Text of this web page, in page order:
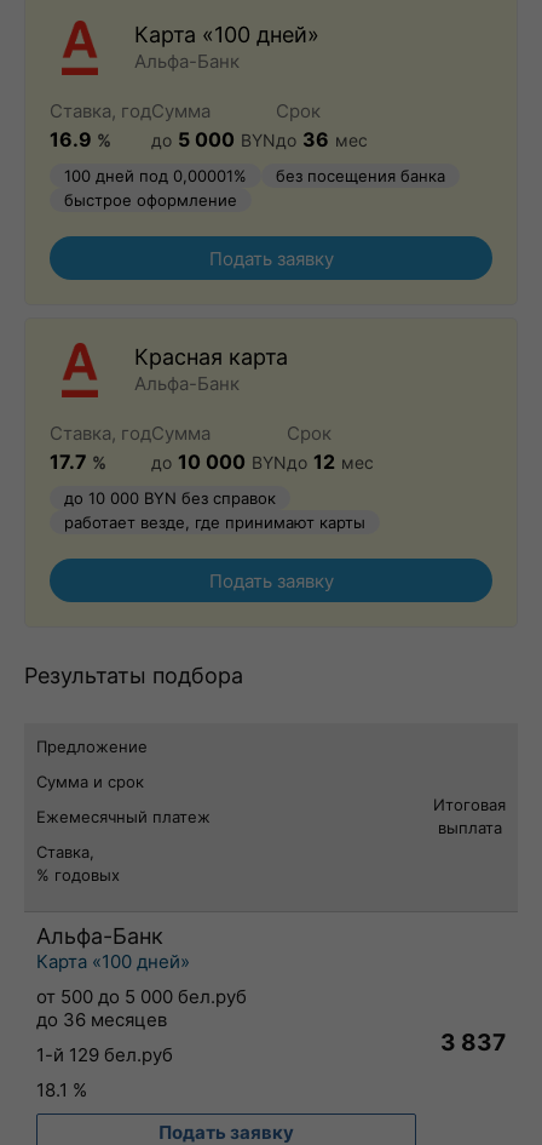
Карта «100 дней»
Альфа-Банк
Ставка, год
16.9 %
Сумма
до 5 000 BYN
Срок
до 36 мес
100 дней под 0,00001%
без посещения банка
быстрое оформление
Подать заявку
Красная карта
Альфа-Банк
Ставка, год
17.7 %
Сумма
до 10 000 BYN
Срок
до 12 мес
до 10 000 BYN без справок
работает везде, где принимают карты
Подать заявку
Результаты подбора
Предложение
Сумма и срок
Ежемесячный платеж
Ставка,
% годовых
Итоговая
выплата
Альфа-Банк
Карта «100 дней»
от 500 до 5 000 бел.руб
до 36 месяцев
1-й 129 бел.руб
18.1 %
Подать заявку
3 837